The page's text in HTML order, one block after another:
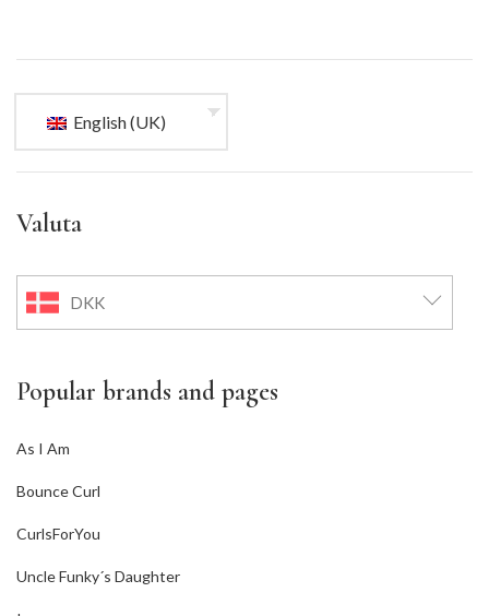
English (UK)
Valuta
DKK
Popular brands and pages
As I Am
Bounce Curl
CurlsForYou
Uncle Funky´s Daughter